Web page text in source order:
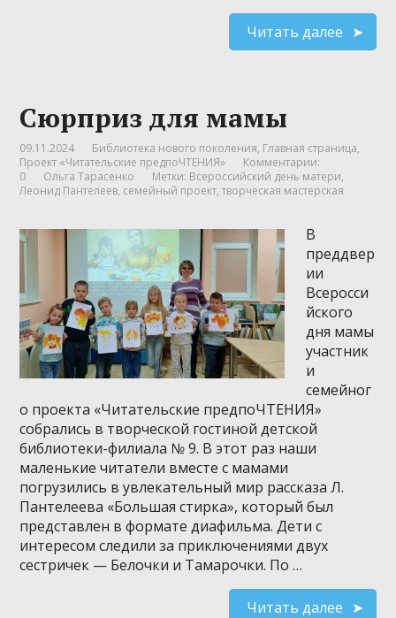
Читать далее
Сюрприз для мамы
09.11.2024 Библиотека нового поколения, Главная страница,
Проект «Читательские предпоЧТЕНИЯ»
Комментарии:
0
Ольга Тарасенко Метки: Всероссийский день матери,
Леонид Пантелеев, семейный проект,творческая мастерская
В
преддвер
ии
Всеросси
йского
дня мамы
участник
и
семейног
о проекта «Читательские предпоЧТЕНИЯ»
собрались в творческой гостиной детской
библиотеки-филиала № 9. В этот раз наши
маленькие читатели вместе с мамами
погрузились в увлекательный мир рассказа Л.
Пантелеева «Большая стирка», который был
представлен в формате диафильма. Дети с
интересом следили за приключениями двух
сестричек — Белочки и Тамарочки. По …
Читать далее